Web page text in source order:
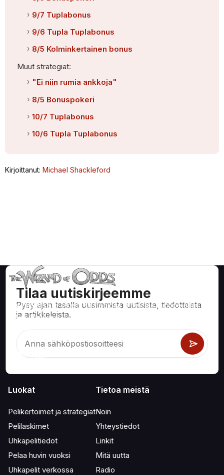
9/7 Tuplabonus
9/6 Tupla Tuplabonus
8/5 Kolminkertainen bonus
Muut strategiat:
"Ei niin rumia ankkoja"
8/5 Bonuspokeri
10/7 Tuplabonus
10/6 Tupla Tuplabonus
Kirjoittanut: Michael Shackleford
Tilaa uutiskirjeemme
Pysy ajan tasalla uusimmista uutisista, tiedotteista
ja artikkeleista.
Matemaattisesti oikeita strategioita ja tietoa kasinopeleihin,
kuten blackjack, craps, ruletti ja satoihin muihin pelattaviin
peleihin.
Luokat
Pelikertoimet ja strategiat
Pelilaskimet
Uhkapelitiedot
Pelaa huvin vuoksi
Uhkapelit verkossa
Tietoa meistä
Noin
Yhteystiedot
Linkit
Mitä uutta
Radio